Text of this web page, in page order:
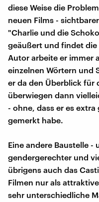
diese Weise die
neuen Films -
"Charlie und die
geäußert und findet die
Autor arbeite er immer
einzelnen Wörtern und
er da den Überblick für
überwiegen dann
- ohne, dass er es
gemerkt habe.
Eine andere Baustelle -
gendergerechter und
übrigens auch das
Filmen nur als
sehr unterschiedliche